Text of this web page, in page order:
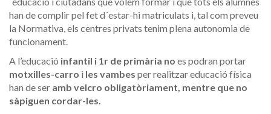
han de complir pel fet d´estar-hi matriculats i, tal com preveu
la Normativa, els centres privats tenim plena autonomia de
funcionament.
A l’educació infantil i 1r de primària no es podran portar
motxilles-carro i les vambes per realitzar educació física
han de ser amb velcro obligatòriament, mentre que no
sàpiguen cordar-les.